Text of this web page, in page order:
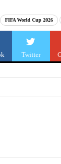
FIFA World Cup 2026
Twitter